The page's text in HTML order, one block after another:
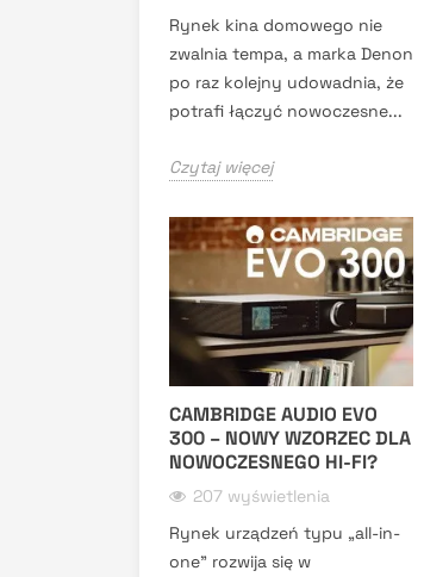
Rynek kina domowego nie
zwalnia tempa, a marka Denon
po raz kolejny udowadnia, że
potrafi łączyć nowoczesne...
Czytaj więcej
CAMBRIDGE AUDIO EVO
300 – NOWY WZORZEC DLA
NOWOCZESNEGO HI-FI?
207 wyświetlenia
Rynek urządzeń typu „all-in-
one” rozwija się w